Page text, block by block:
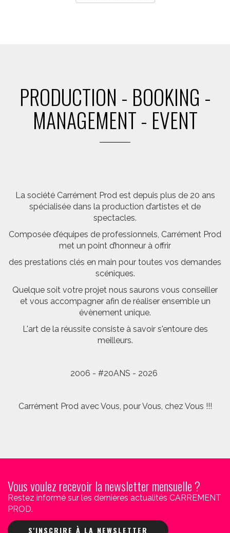
PRODUCTION - BOOKING -
MANAGEMENT - EVENT
La société Carrément Prod est depuis plus de 20 ans
spécialisée dans la production d’artistes et de
spectacles.
Composée d’équipes de professionnels, Carrément Prod
met un point d’honneur à offrir
des prestations clés en main pour toutes vos demandes
scéniques.
Quelque soit votre projet nous saurons vous conseiller
et vous accompagner afin de réaliser ensemble un
évènement unique.
L'art de la réussite consiste à savoir s'entoure des
meilleurs.
2006 - #20ANS - 2026
Carrément Prod avec Vous, pour Vous, chez Vous !!!
Vous voulez recevoir la newsletter mensuelle ?
Restez informé sur les dernières actualités CARREMENT
PROD.
S'INSCRIRE À LA NEWSLETTER